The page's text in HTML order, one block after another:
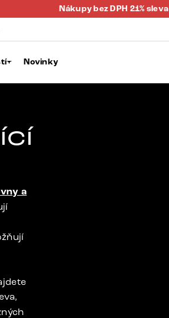
Nákupy bez DPH 21% sleva
Novinky
a